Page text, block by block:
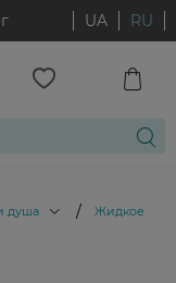
UA RU
душа / Жидкое